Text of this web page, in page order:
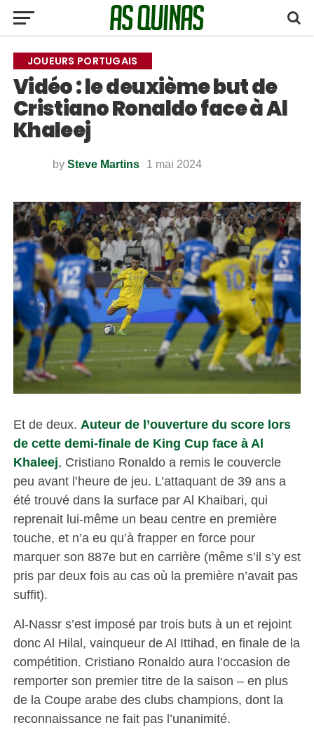
JOUEURS PORTUGAIS
Vidéo : le deuxième but de
Cristiano Ronaldo face à Al
Khaleej
by Steve Martins 1 mai 2024
Et de deux. Auteur de l’ouverture du score lors
de cette demi-finale de King Cup face à Al
Khaleej, Cristiano Ronaldo a remis le couvercle
peu avant l’heure de jeu. L’attaquant de 39 ans a
été trouvé dans la surface par Al Khaibari, qui
reprenait lui-même un beau centre en première
touche, et n’a eu qu’à frapper en force pour
marquer son 887e but en carrière (même s’il s’y est
pris par deux fois au cas où la première n’avait pas
suffit).
Al-Nassr s’est imposé par trois buts à un et rejoint
donc Al Hilal, vainqueur de Al Ittihad, en finale de la
compétition. Cristiano Ronaldo aura l’occasion de
remporter son premier titre de la saison – en plus
de la Coupe arabe des clubs champions, dont la
reconnaissance ne fait pas l’unanimité.